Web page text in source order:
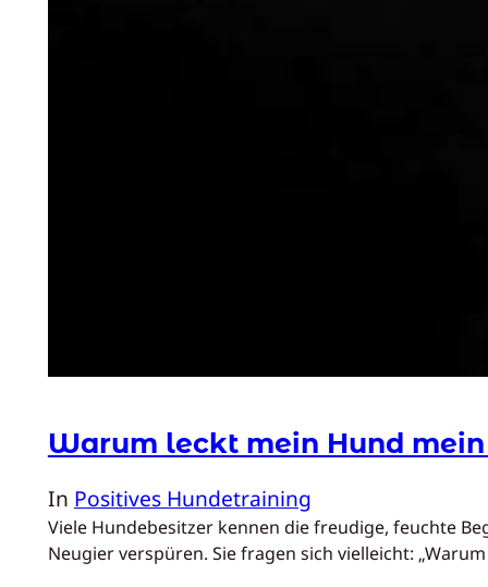
Warum leckt mein Hund mein
In Positives Hundetraining
Viele Hundebesitzer kennen die freudige, feuchte
Neugier verspüren. Sie fragen sich vielleicht: